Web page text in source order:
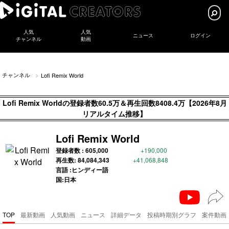
人気
チャンネル
人気
動画
ニュース ログイン
チャンネル Lofi Remix World
Lofi Remix Worldの登録者数60.5万＆再生回数8408.4万【2026年8月
リアルタイム推移】
Lofi Remix World
登録者数 : 605,000 +190,000
再生数: 84,084,343 +41,068,848
言語 :ヒンディー語
国:日本
TOP 最新動画 人気動画 ニュース 詳細データ 投稿時期別グラフ 案件動画